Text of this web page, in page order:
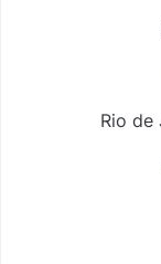
Rio de